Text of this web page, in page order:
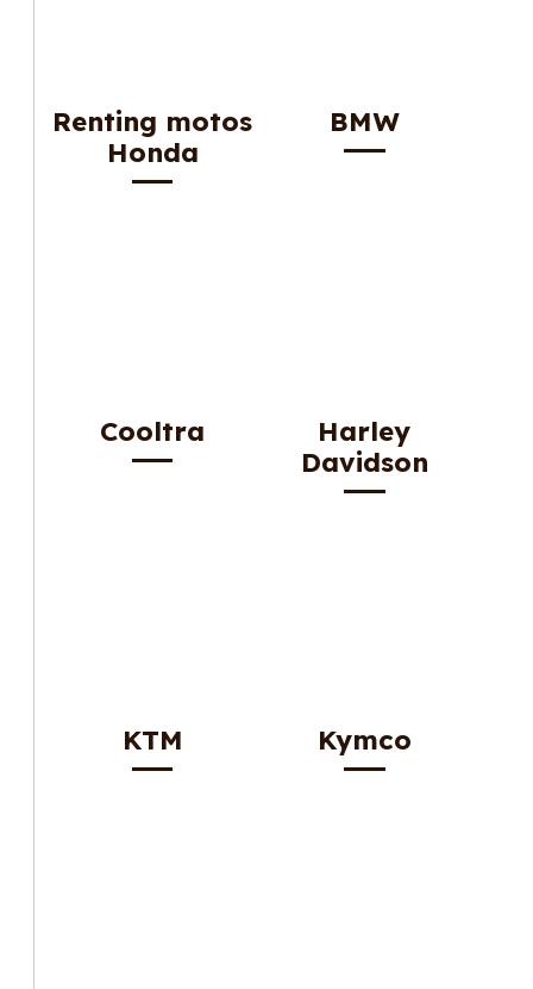
Renting motos
Honda
BMW
Cooltra
Harley
Davidson
KTM Kymco